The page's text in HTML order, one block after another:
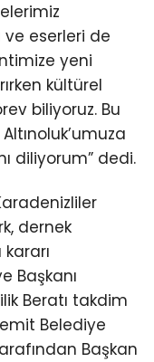
ve eserleri de
yeni
kültürel
biliyoruz. Bu
diliyorum” dedi.
dernek
Başkanı
Beratı takdim
Belediye
Başkan